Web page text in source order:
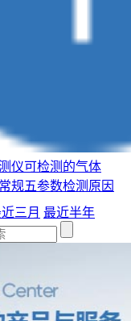
仪可检测的气体
规五参数检测原因
三月 最近半年